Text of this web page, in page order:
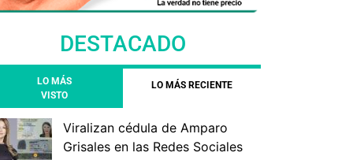
DESTACADO
LO MÁS
VISTO
LO MÁS RECIENTE
Viralizan cédula de Amparo
Grisales en las Redes Sociales